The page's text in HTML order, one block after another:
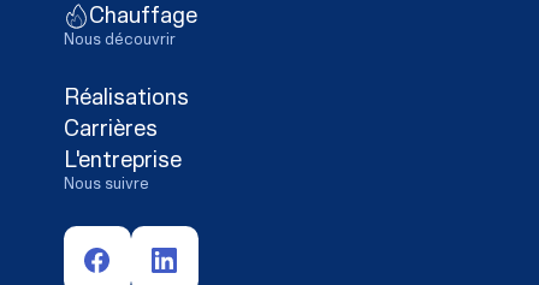
Chauffage
Nous découvrir
Réalisations
Carrières
L'entreprise
Nous suivre